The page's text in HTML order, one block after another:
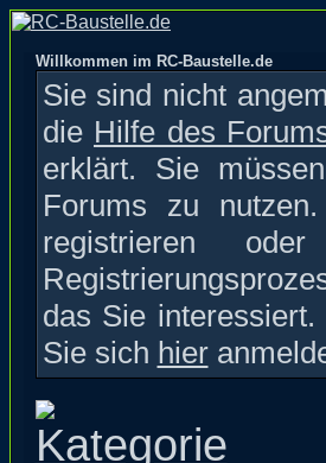
Willkommen im RC-Baustelle.de
Sie sind nicht
die Hilfe des
erklärt. Sie
Forums zu
registrieren
das Sie
Sie sich hier